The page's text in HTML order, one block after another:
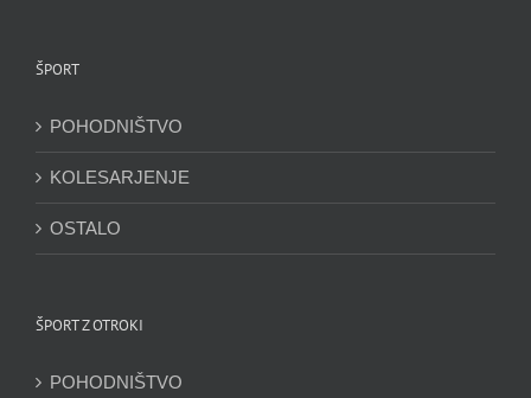
ŠPORT
POHODNIŠTVO
KOLESARJENJE
OSTALO
ŠPORT Z OTROKI
POHODNIŠTVO